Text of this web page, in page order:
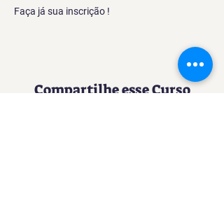
Faça já sua inscrição !
Compartilhe esse Curso